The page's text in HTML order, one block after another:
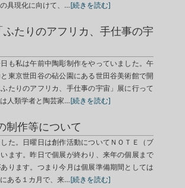
具現化に向けて、…[続きを読む]
ふたりのアフリカ、手仕事の宇
も私は午前中陶彫制作をやっていました。午
東京世田谷の砧公園にある世田谷美術館で開
たりのアフリカ、手仕事の宇宙」展に行って
人類学者と陶芸家…[続きを読む]
制作等について
た。日曜日は創作活動についてＮＯＴＥ（ブ
ます。昨日で個展が終わり、来年の個展まで
ります。つまり今月は個展準備期間としては
ある１カ月で、来…[続きを読む]